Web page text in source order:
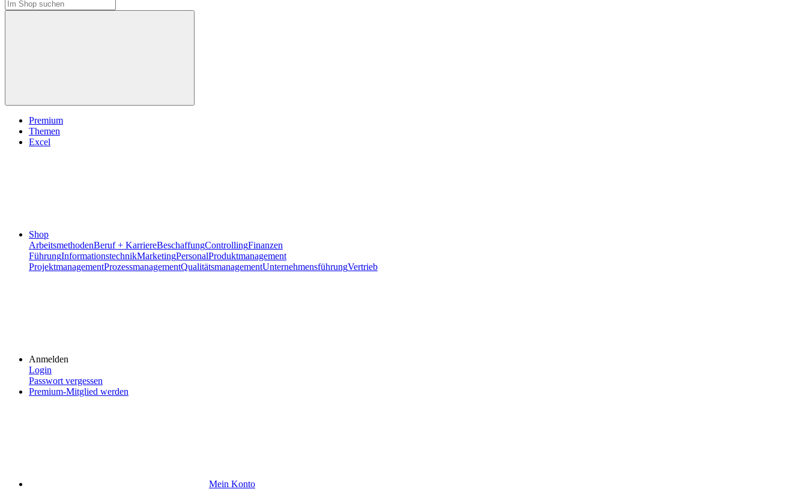
Premium
Themen
Excel
Shop
ArbeitsmethodenBeruf + KarriereBeschaffungControllingFinanzen
FührungInformationstechnikMarketingPersonalProduktmanagement
ProjektmanagementProzessmanagementQualitätsmanagementUnternehmensführungVertrieb
Anmelden
Login
Passwort vergessen
Premium-Mitglied werden
Mein Konto